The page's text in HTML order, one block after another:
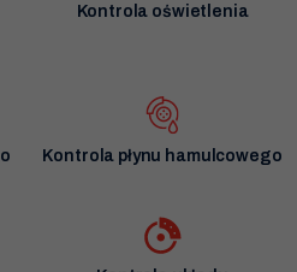
Kontrola oświetlenia
Kontrola płynu hamulcowego